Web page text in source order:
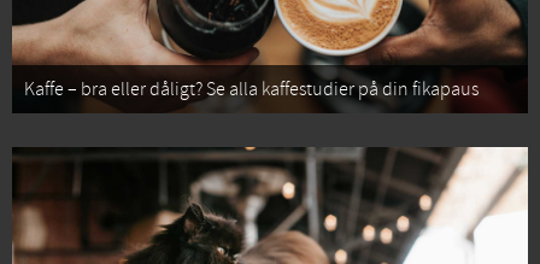
Kaffe – bra eller dåligt? Se alla kaffestudier på din fikapaus